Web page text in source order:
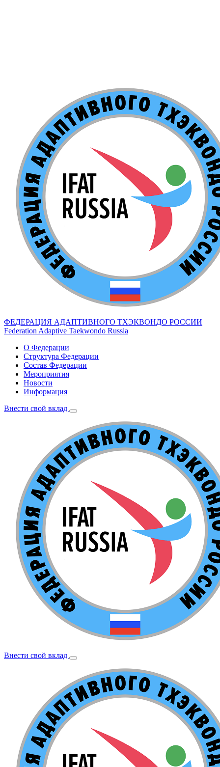
ФЕДЕРАЦИЯ АДАПТИВНОГО ТХЭКВОНДО РОССИИ
Federation Adaptive Taekwondo Russia
О Федерации
Структура Федерации
Состав Федерации
Мероприятия
Новости
Информация
Внести свой вклад
Внести свой вклад